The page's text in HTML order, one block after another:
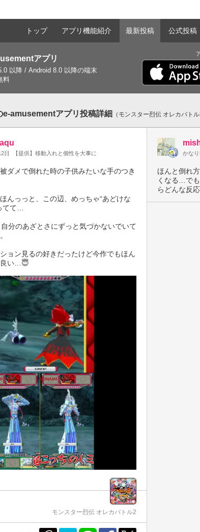
トップ アプリ機能紹介 最新投稿 公式投稿
アプリ
以降 / Android 8.0 以降の端末
料
amusementアプリ投稿詳細 （モンスター烈伝 オレカバトル
日 【提供】移動入れと個性を大事に
ダメで倒れた時の子供みたいな手のつき
んっっと、この辺、めっちゃ“あどけな
てて…
分のあざとさにずっと気づかないでいて
ョン見るの好きだったけど今作でもほん
モンスター烈伝 オレカバトル2
かな
ほんと倒れ
くなる…で
らどんな反